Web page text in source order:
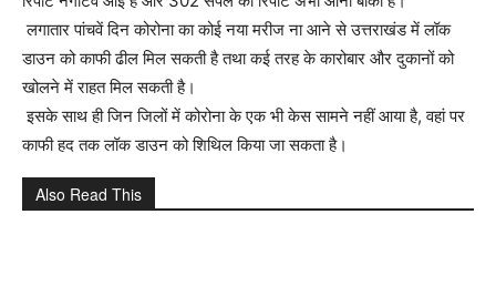
लगातार पांचवें दिन कोरोना का कोई नया मरीज ना आने से उत्तराखंड में लॉक
डाउन को काफी ढील मिल सकती है तथा कई तरह के कारोबार और दुकानों को
खोलने में राहत मिल सकती है।
इसके साथ ही जिन जिलों में कोरोना के एक भी केस सामने नहीं आया है, वहां पर
काफी हद तक लॉक डाउन को शिथिल किया जा सकता है।
Also Read This